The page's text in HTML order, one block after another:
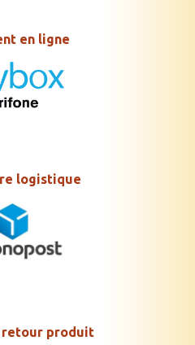
en ligne
logistique
retour produit